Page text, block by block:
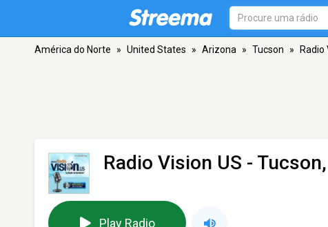
América do Norte » United States » Arizona » Tucson » Radio
Radio Vision US -
Play Radio